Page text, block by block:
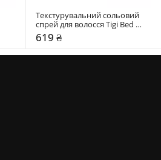
Текстурувальний сольовий
спрей для волосся Tigi Bed
Head 100 мл
619 ₴